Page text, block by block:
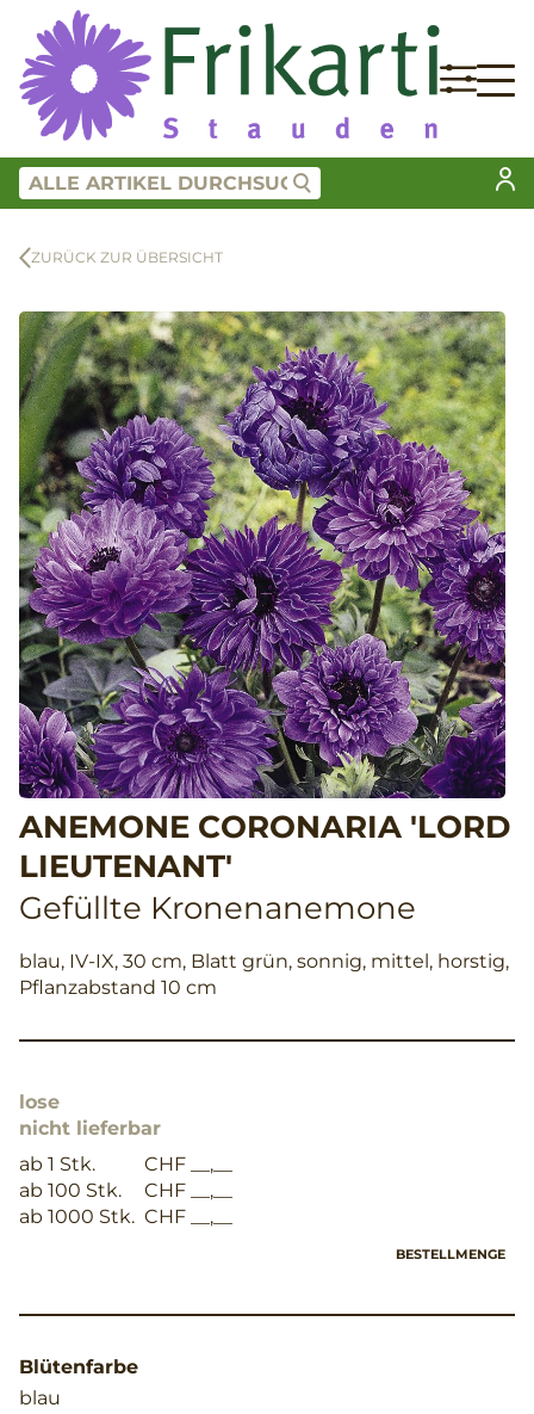
ZURÜCK ZUR ÜBERSICHT
ANEMONE CORONARIA 'LORD
LIEUTENANT'
Gefüllte Kronenanemone
blau, IV-IX, 30 cm, Blatt grün, sonnig, mittel, horstig,
Pflanzabstand 10 cm
lose
nicht lieferbar
ab 1 Stk.
CHF __,__
ab 100 Stk.
CHF __,__
ab 1000 Stk. CHF __,__
BESTELLMENGE
Blütenfarbe
blau